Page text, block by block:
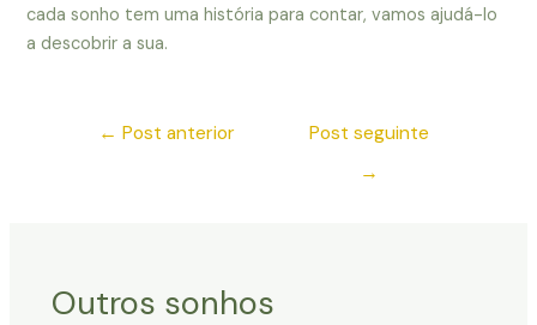
cada sonho tem uma história para contar, vamos ajudá-lo
a descobrir a sua.
← Post anterior
Post seguinte
→
Outros sonhos